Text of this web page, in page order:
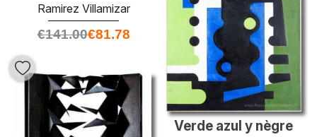
Ramirez Villamizar
€141.00€81.78
Verde azul y nègre